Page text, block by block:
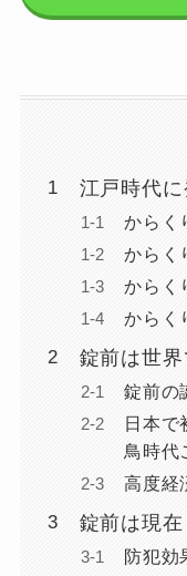
江戸時代
からく
からく
からく
からく
錠前は世
錠前の
日本で
鳥時代
高度経
錠前は現
防犯効